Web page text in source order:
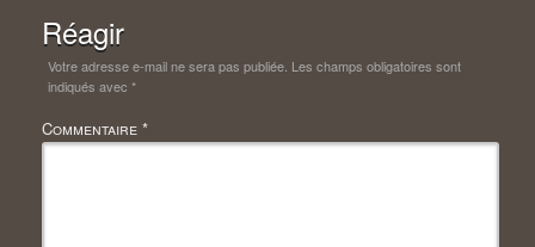
Réagir
Votre adresse e-mail ne sera pas publiée. Les champs obligatoires sont
indiqués avec *
Commentaire *